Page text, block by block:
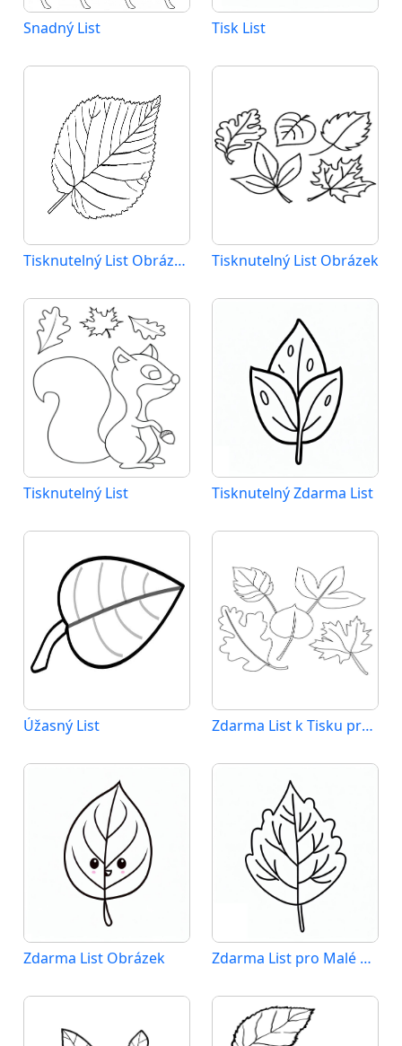
Snadný List Tisk List
Tisknutelný List Obrázek pro Děti Tisknutelný List Obrázek
Tisknutelný List Tisknutelný Zdarma List
Úžasný List Zdarma List k Tisku pro Děti
Zdarma List Obrázek Zdarma List pro Malé Děti